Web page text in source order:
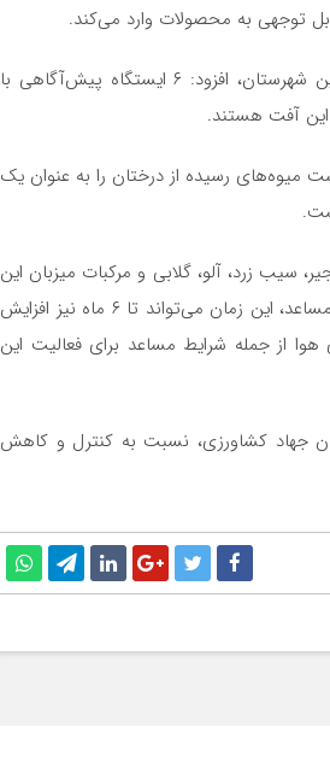
توجهی به محصولات وارد می‌کند.
هادی‌زاده با اشاره به گستردگی باغات مرکبات به مساحت ۶۵۸ هکتار در این شهرستان، افزود: ۶ ایستگاه پیش‌آگاهی با
میوه‌های رسیده از درختان را به عنوان یک
سیب زرد، آلو، گلابی و مرکبات میزبان این
آفت هستند، افزود: مگس میوه معمولاً تا ۲ ماه زنده می‌ماند، اما در شرایط مساعد، این زمان می‌تواند تا ۶ ماه نیز افزایش
از جمله شرایط مساعد برای فعالیت این
جهاد کشاورزی، نسبت به کنترل و کاهش